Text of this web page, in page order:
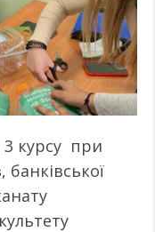
3 курсу при
банківської